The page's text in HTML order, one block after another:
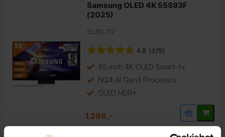
Samsung OLED 4K 55S93F
(2025)
OLED TV
4.8 (379)
55 inch 4K OLED Smart-tv
NQ4 AI Gen3 Processor
OLED HDR+
1.299,-